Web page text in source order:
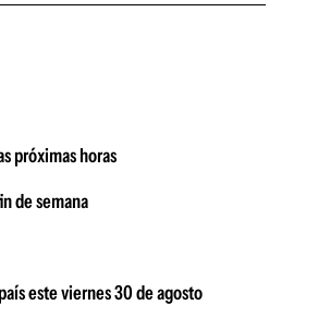
próximas horas
de semana
este viernes 30 de agosto